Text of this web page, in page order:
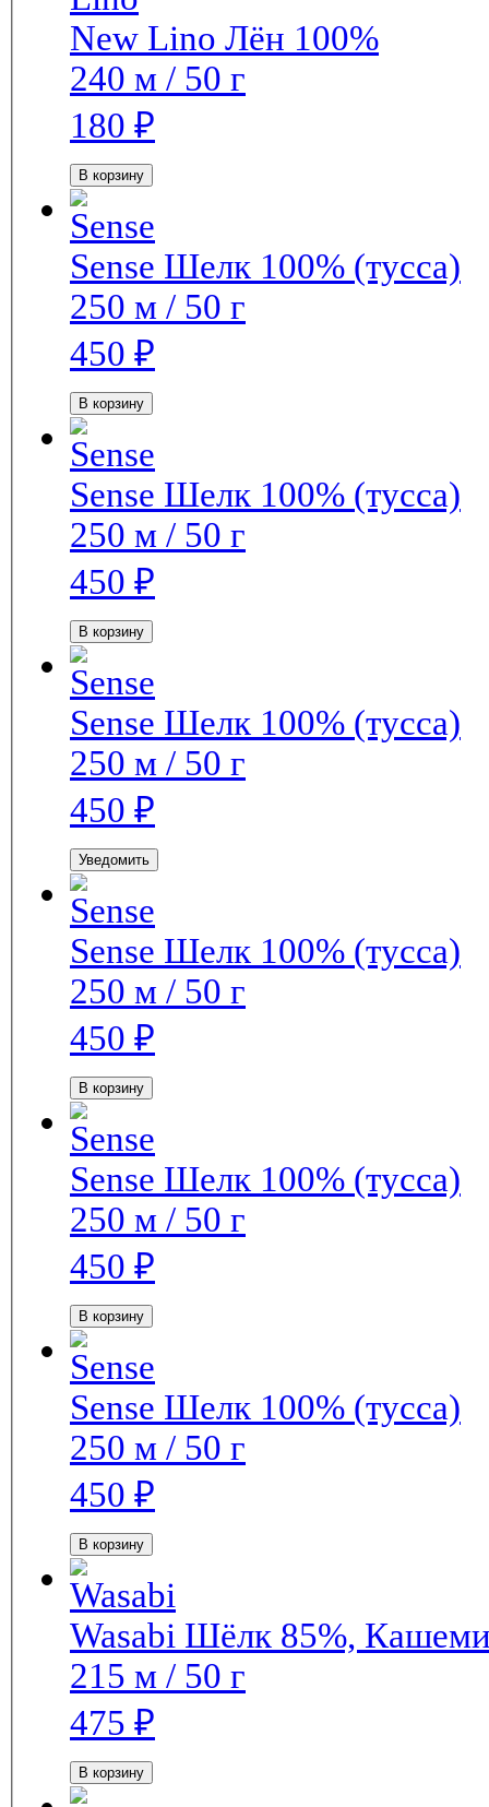
New Lino Лён 100%
240 м / 50 г
180 ₽
В корзину
Sense Шелк 100% (тусса)
250 м / 50 г
450 ₽
В корзину
Sense Шелк 100% (тусса)
250 м / 50 г
450 ₽
В корзину
Sense Шелк 100% (тусса)
250 м / 50 г
450 ₽
Уведомить
Sense Шелк 100% (тусса)
250 м / 50 г
450 ₽
В корзину
Sense Шелк 100% (тусса)
250 м / 50 г
450 ₽
В корзину
Sense Шелк 100% (тусса)
250 м / 50 г
450 ₽
В корзину
Wasabi Шёлк 85%,
215 м / 50 г
475 ₽
В корзину